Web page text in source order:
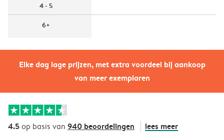
Elke dag lage prijzen, met extra voordeel bij aankoop
van meer exemplaren
4 - 5
6+
4.5op basis van 940 beoordelingen lees meer